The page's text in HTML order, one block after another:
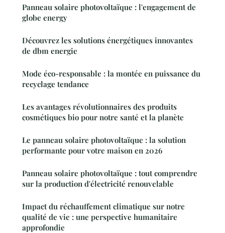
Panneau solaire photovoltaïque : l'engagement de
globe energy
Découvrez les solutions énergétiques innovantes
de dbm energie
Mode éco-responsable : la montée en puissance du
recyclage tendance
Les avantages révolutionnaires des produits
cosmétiques bio pour notre santé et la planète
Le panneau solaire photovoltaïque : la solution
performante pour votre maison en 2026
Panneau solaire photovoltaïque : tout comprendre
sur la production d'électricité renouvelable
Impact du réchauffement climatique sur notre
qualité de vie : une perspective humanitaire
approfondie